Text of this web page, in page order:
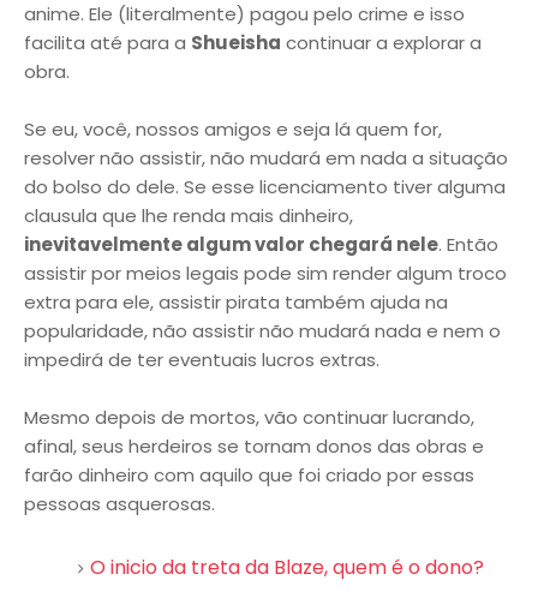
anime. Ele (literalmente) pagou pelo crime e isso
facilita até para a Shueisha continuar a explorar a
obra.
Se eu, você, nossos amigos e seja lá quem for,
resolver não assistir, não mudará em nada a situação
do bolso do dele. Se esse licenciamento tiver alguma
clausula que lhe renda mais dinheiro,
inevitavelmente algum valor chegará nele. Então
assistir por meios legais pode sim render algum troco
extra para ele, assistir pirata também ajuda na
popularidade, não assistir não mudará nada e nem o
impedirá de ter eventuais lucros extras.
Mesmo depois de mortos, vão continuar lucrando,
afinal, seus herdeiros se tornam donos das obras e
farão dinheiro com aquilo que foi criado por essas
pessoas asquerosas.
O inicio da treta da Blaze, quem é o dono?